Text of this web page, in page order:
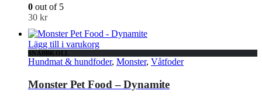
0 out of 5
30 kr
Lägg till i varukorg
SNABBKOLL
Hundmat & hundfoder, Monster, Våtfoder
Monster Pet Food – Dynamite